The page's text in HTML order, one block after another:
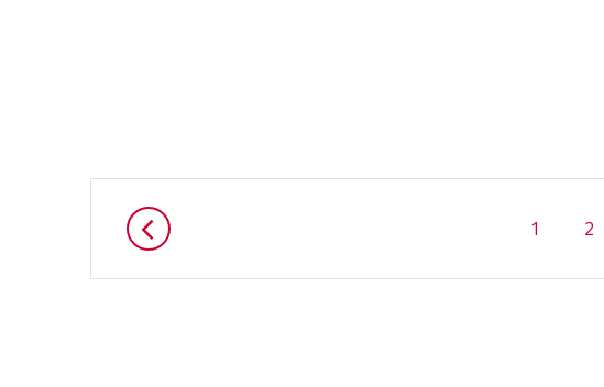
Posts
navigation
Page
1 2